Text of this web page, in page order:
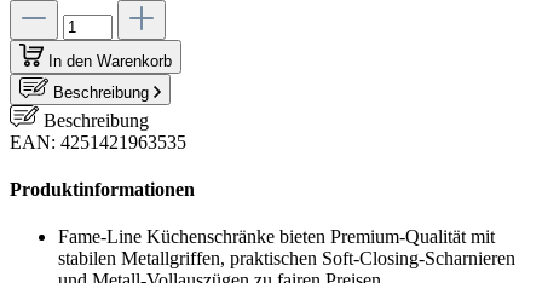
In den Warenkorb
Beschreibung
Beschreibung
EAN: 4251421963535
Produktinformationen
Fame-Line Küchenschränke bieten Premium-Qualität mit
stabilen Metallgriffen, praktischen Soft-Closing-Scharnieren